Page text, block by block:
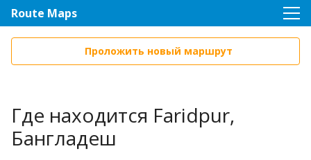
Route Maps
Проложить новый маршрут
Где находится Faridpur,
Бангладеш